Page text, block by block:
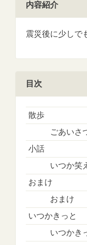
内容紹介
震災後に少しで
目次
散歩
ごあいさ
小話
いつか笑
おまけ
おまけ
いつかきっと
いつかき